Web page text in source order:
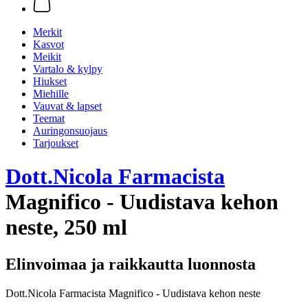
Merkit
Kasvot
Meikit
Vartalo & kylpy
Hiukset
Miehille
Vauvat & lapset
Teemat
Auringonsuojaus
Tarjoukset
Dott.Nicola Farmacista
Magnifico - Uudistava kehon
neste, 250 ml
Elinvoimaa ja raikkautta luonnosta
Dott.Nicola Farmacista Magnifico - Uudistava kehon neste